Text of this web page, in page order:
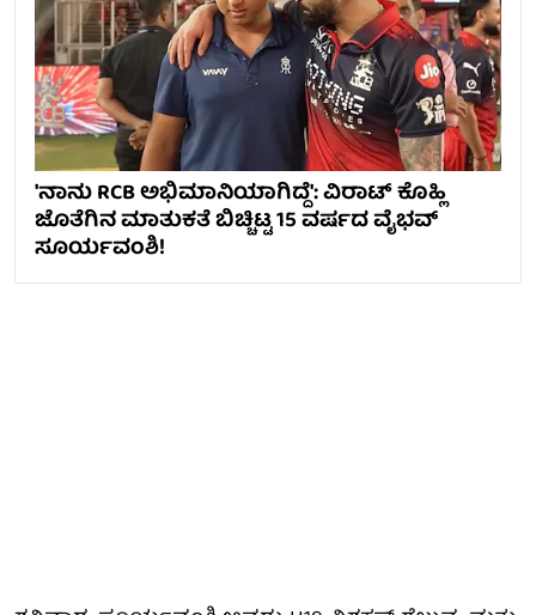
'ನಾನು RCB ಅಭಿಮಾನಿಯಾಗಿದ್ದೆ': ವಿರಾಟ್ ಕೊಹ್ಲಿ
ಜೊತೆಗಿನ ಮಾತುಕತೆ ಬಿಚ್ಚಿಟ್ಟ 15 ವರ್ಷದ ವೈಭವ್
ಸೂರ್ಯವಂಶಿ!